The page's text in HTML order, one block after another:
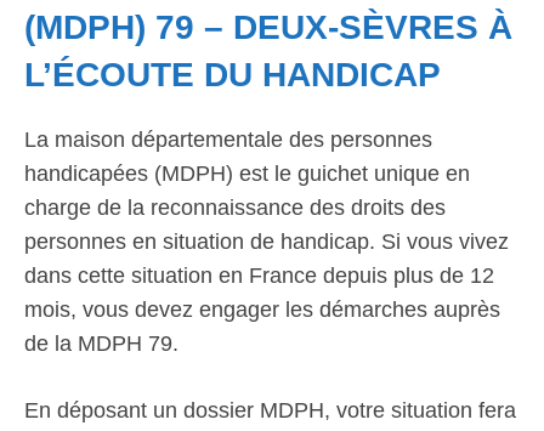
(MDPH) 79 – DEUX-SÈVRES À
L’ÉCOUTE DU HANDICAP
La maison départementale des personnes
handicapées (MDPH) est le guichet unique en
charge de la reconnaissance des droits des
personnes en situation de handicap. Si vous vivez
dans cette situation en France depuis plus de 12
mois, vous devez engager les démarches auprès
de la MDPH 79.
En déposant un dossier MDPH, votre situation fera